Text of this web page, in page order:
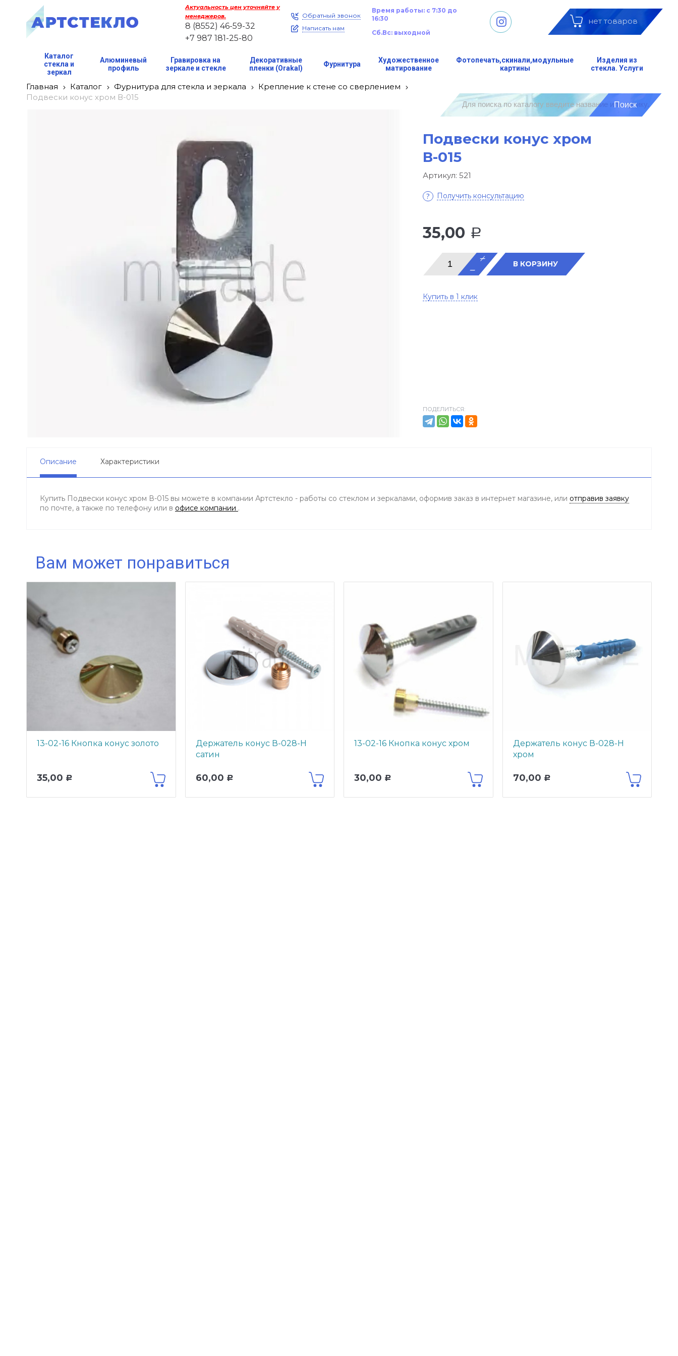
Актуальность цен уточняйте у
менеджеров.
8 (8552) 46-59-32
+7 987 181-25-80
Написать нам
Обратный звонок
Время работы: с 7:30 до
16:30
Сб.Вс: выходной
нет товаров
Каталог
стекла и
зеркал
Алюминевый
профиль
Гравировка на
зеркале и стекле
Декоративные
пленки (Orakal)
Фурнитура
Художественное
матирование
Фотопечать,скинали,модульные
картины
Изделия из
стекла. Услуги
Главная Каталог Фурнитура для стекла и зеркала
Крепление к стене со сверлением
Подвески конус хром В-015
Подвески конус хром
В-015
Артикул: 521
Получить консультацию
35,00 Р
В КОРЗИНУ
Купить в 1 клик
ПОДЕЛИТЬСЯ:
Описание Характеристики
Купить Подвески конус хром В-015 вы можете в компании Артстекло - работы со стеклом и зеркалами, оформив заказ в интернет магазине, или отправив заявку
по почте, а также по телефону или в офисе компании .
Вам может понравиться
13-02-16 Кнопка конус золото
35,00 Р
Держатель конус В-028-Н
сатин
60,00 Р
13-02-16 Кнопка конус хром
30,00 Р
Держатель конус В-028-Н
хром
70,00 Р